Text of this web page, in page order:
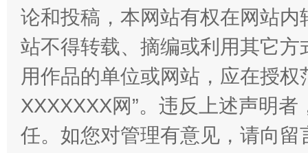
国家大学科技园优化重塑工作
论和投稿，本网站有权在网站
站不得转载、摘编或利用其它
用作品的单位或网站，应在授
XXXXXXX网”。违反上述声明
任。如您对管理有意见，请向